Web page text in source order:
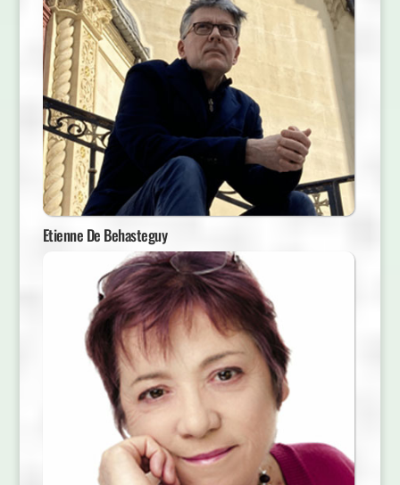
Etienne De Behasteguy